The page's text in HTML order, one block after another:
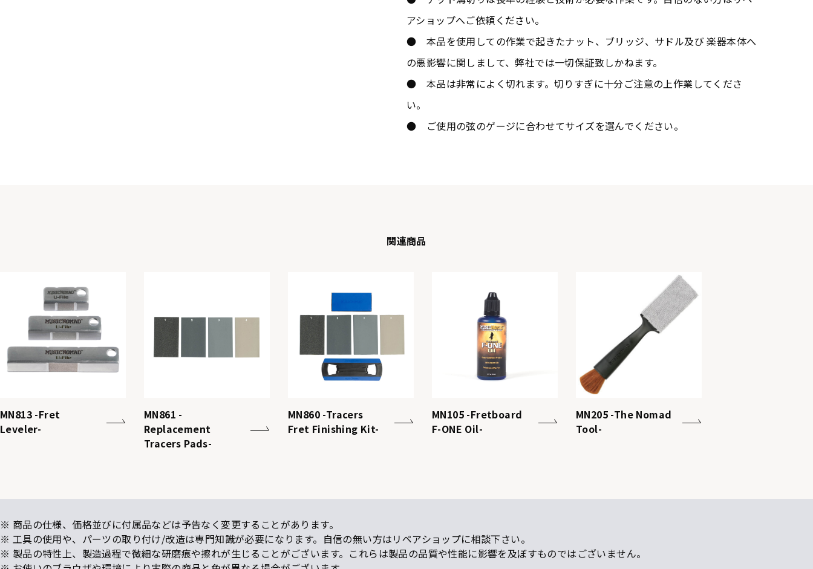
アショップへご依頼ください。
● 本品を使用しての作業で起きたナット、ブリッジ、サドル及び 楽器本体へ
の悪影響に関しまして、弊社では一切保証致しかねます。
● 本品は非常によく切れます。切りすぎに十分ご注意の上作業してくださ
い。
● ご使用の弦のゲージに合わせてサイズを選んでください。
関連商品
MN813 -Fret
Leveler-
MN861 -
Replacement
Tracers Pads-
MN860 -Tracers
Fret Finishing Kit-
MN105 -Fretboard
F-ONE Oil-
MN205 -The Nomad
Tool-
※ 商品の仕様、価格並びに付属品などは予告なく変更することがあります。
※ 工具の使用や、パーツの取り付け/改造は専門知識が必要になります。自信の無い方はリペアショップに相談下さい。
※ 製品の特性上、製造過程で微細な研磨痕や擦れが生じることがございます。これらは製品の品質や性能に影響を及ぼすものではございません。